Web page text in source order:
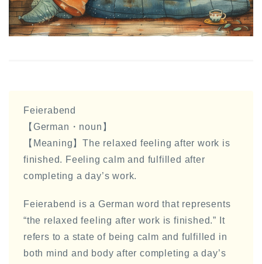
Feierabend
【German・noun】
【Meaning】The relaxed feeling after work is
finished. Feeling calm and fulfilled after
completing a day’s work.
Feierabend is a German word that represents
“the relaxed feeling after work is finished.” It
refers to a state of being calm and fulfilled in
both mind and body after completing a day’s